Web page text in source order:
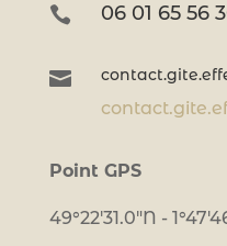
 06 01 65 56

Point GPS
49°22'31.0"N -